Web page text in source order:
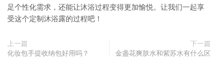
足个性化需求，还能让沐浴过程变得更加愉悦。让我们一起享
受这个定制沐浴露的过程吧！
上一篇
化妆包手提收纳包好用吗？
下一篇
金盏花爽肤水和紫苏水有什么区